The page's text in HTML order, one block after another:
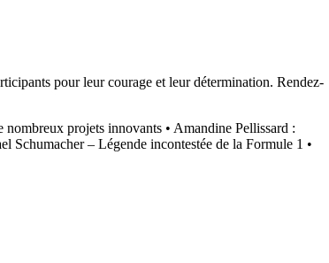
pour leur courage et leur détermination. Rendez-
nombreux projets innovants • Amandine Pellissard :
Schumacher – Légende incontestée de la Formule 1 •